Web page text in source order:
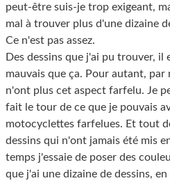
peut-être suis-je trop exigeant,
mal à trouver plus d'une dizaine
Ce n'est pas assez.
Des dessins que j'ai pu trouver, il
mauvais que ça. Pour autant,
n'ont plus cet aspect farfelu. Je
fait le tour de ce que je pouvais
motocyclettes farfelues. Et tout
dessins qui n'ont jamais été mis
temps j'essaie de poser des
que j'ai une dizaine de dessins,